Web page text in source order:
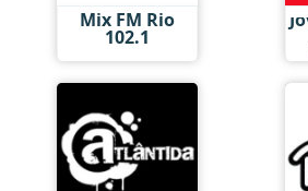
Mix FM Rio
102.1